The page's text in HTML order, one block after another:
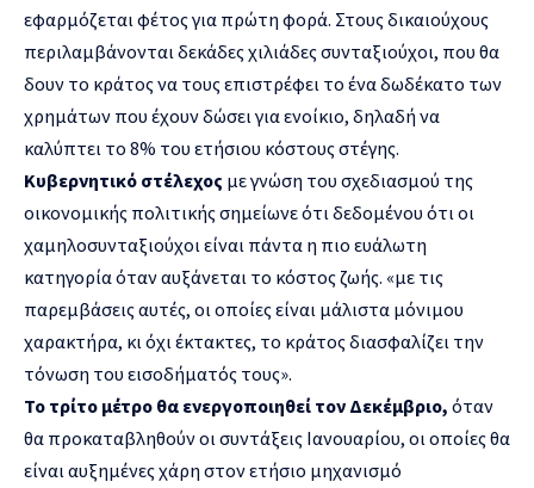
εφαρμόζεται φέτος για πρώτη φορά. Στους δικαιούχους
περιλαμβάνονται δεκάδες χιλιάδες συνταξιούχοι, που θα
δουν το κράτος να τους επιστρέφει το ένα δωδέκατο των
χρημάτων που έχουν δώσει για ενοίκιο, δηλαδή να
καλύπτει το 8% του ετήσιου κόστους στέγης.
Κυβερνητικό στέλεχος με γνώση του σχεδιασμού της
οικονομικής πολιτικής σημείωνε ότι δεδομένου ότι οι
χαμηλοσυνταξιούχοι είναι πάντα η πιο ευάλωτη
κατηγορία όταν αυξάνεται το κόστος ζωής. «με τις
παρεμβάσεις αυτές, οι οποίες είναι μάλιστα μόνιμου
χαρακτήρα, κι όχι έκτακτες, το κράτος διασφαλίζει την
τόνωση του εισοδήματός τους».
Το τρίτο μέτρο θα ενεργοποιηθεί τον Δεκέμβριο, όταν
θα προκαταβληθούν οι συντάξεις Ιανουαρίου, οι οποίες θα
είναι αυξημένες χάρη στον ετήσιο μηχανισμό